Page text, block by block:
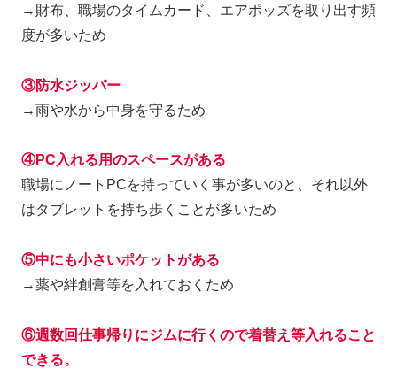
→財布、職場のタイムカード、エアポッズを取り出す頻
度が多いため
③防水ジッパー
→雨や水から中身を守るため
④PC入れる用のスペースがある
職場にノートPCを持っていく事が多いのと、それ以外
はタブレットを持ち歩くことが多いため
⑤中にも小さいポケットがある
→薬や絆創膏等を入れておくため
⑥週数回仕事帰りにジムに行くので着替え等入れること
できる。